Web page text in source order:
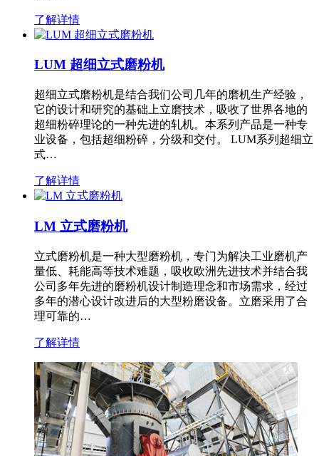
了解详情
LUM 超细立式磨粉机
超细立式磨粉机是结合我们公司几年的磨机生产经验，
它的设计和研究的基础上立磨技术，吸收了世界各地的
超细粉碎理论的一种先进的轧机。本系列产品是一种专
业设备，包括超细粉碎，分级和交付。 LUM系列超细立
式…
了解详情
LM 立式磨粉机
立式磨粉机是一种大型磨粉机，专门为解决工业磨机产
量低、耗能高等技术难题，吸收欧洲先进技术并结合我
公司多年先进的磨粉机设计制造理念和市场需求，经过
多年的潜心设计改进后的大型粉磨设备。立磨采用了合
理可靠的…
了解详情